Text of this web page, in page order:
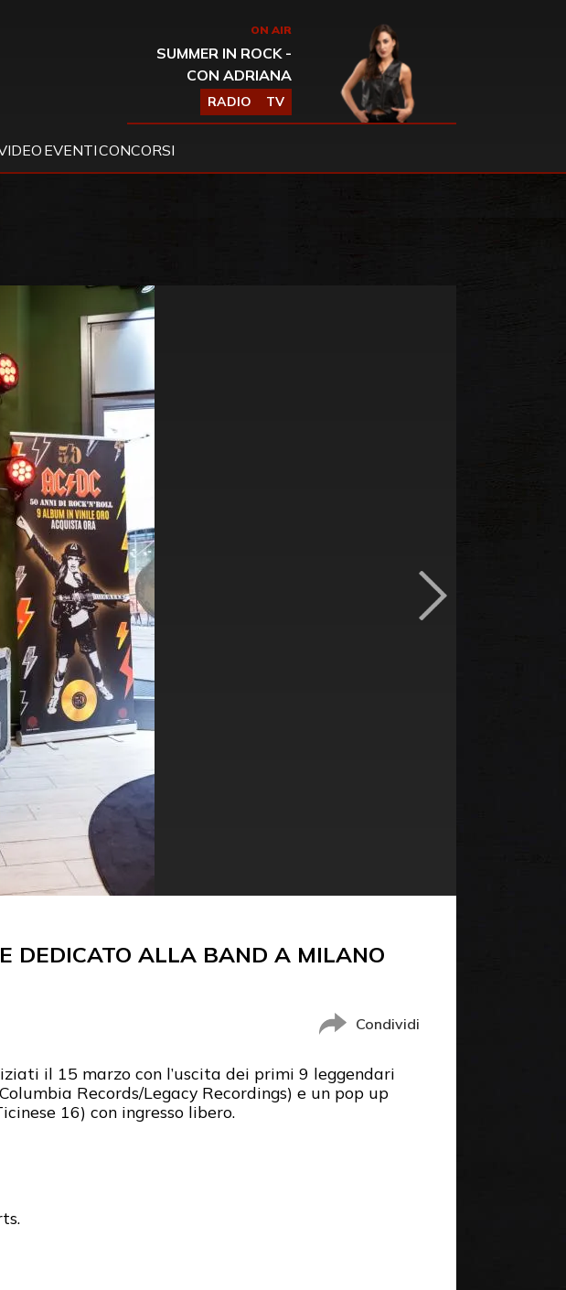
ON AIR
SUMMER IN ROCK -
CON ADRIANA
RADIO TV
EVENTICONCORSI
DEDICATO ALLA BAND A MILANO
Condividi
il 15 marzo con l’uscita dei primi 9 leggendari
Records/Legacy Recordings) e un pop up
16) con ingresso libero.